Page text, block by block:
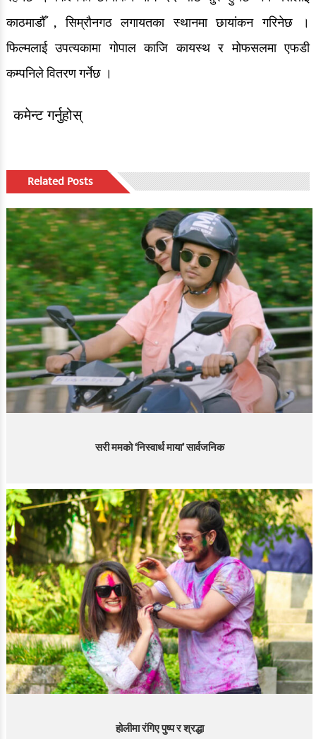
काठमाडौँ , सिम्रौनगठ लगायतका स्थानमा छायांकन गरिनेछ ।
फिल्मलाई उपत्यकामा गोपाल काजि कायस्थ र मोफसलमा एफडी
कम्पनिले वितरण गर्नेछ ।
कमेन्ट गर्नुहोस्
Related Posts
सरी ममको ‘निस्वार्थ माया’ सार्वजनिक
होलीमा रंगिए पुष्प र श्रद्धा